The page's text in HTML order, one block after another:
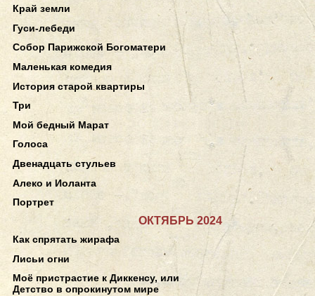
Край земли
Гуси-лебеди
Собор Парижской Богоматери
Маленькая комедия
История старой квартиры
Три
Мой бедный Марат
Голоса
Двенадцать стульев
Алеко и Иоланта
Портрет
ОКТЯБРЬ 2024
Как спрятать жирафа
Лисьи огни
Моё пристрастие к Диккенсу, или
Детство в опрокинутом мире